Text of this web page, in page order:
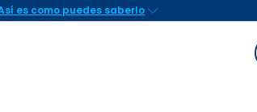
es como puedes saberlo